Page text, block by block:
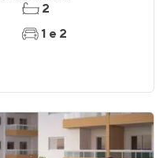
2
1 e 2